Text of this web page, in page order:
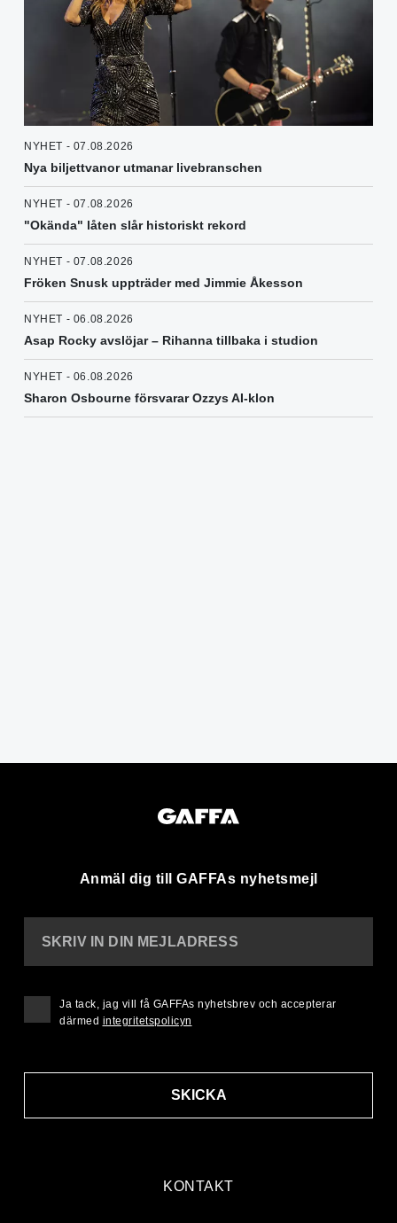
NYHET - 07.08.2026
Nya biljettvanor utmanar livebranschen
NYHET - 07.08.2026
"Okända" låten slår historiskt rekord
NYHET - 07.08.2026
Fröken Snusk uppträder med Jimmie Åkesson
NYHET - 06.08.2026
Asap Rocky avslöjar – Rihanna tillbaka i studion
NYHET - 06.08.2026
Sharon Osbourne försvarar Ozzys AI-klon
Anmäl dig till GAFFAs nyhetsmejl
KONTAKT
SKRIV IN DIN MEJLADRESS
SKICKA
Ja tack, jag vill få GAFFAs nyhetsbrev och accepterar
därmed integritetspolicyn